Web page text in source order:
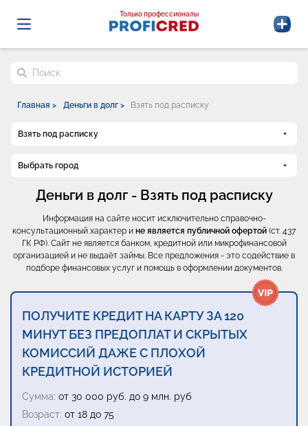
Probrokery - Только профессионалы
Только профессионалы
Поиск по сайту
Главная > Деньги в долг > Взять под расписку
Взять под расписку
Выбрать город
Деньги в долг - Взять под расписку
Информация на сайте носит исключительно справочно-
консультационный характер и не является публичной офертой (ст. 437
ГК РФ). Сайт не является банком, кредитной или микрофинансовой
организацией и не выдаёт займы. Все предложения - это содействие в
подборе финансовых услуг и помощь в оформлении документов.
ПОЛУЧИТЕ КРЕДИТ НА КАРТУ ЗА 120
МИНУТ БЕЗ ПРЕДОПЛАТ И СКРЫТЫХ
КОМИССИЙ ДАЖЕ С ПЛОХОЙ
КРЕДИТНОЙ ИСТОРИЕЙ
Сумма: от 30 000 руб. до 9 млн. руб
Возраст: от 18 до 75